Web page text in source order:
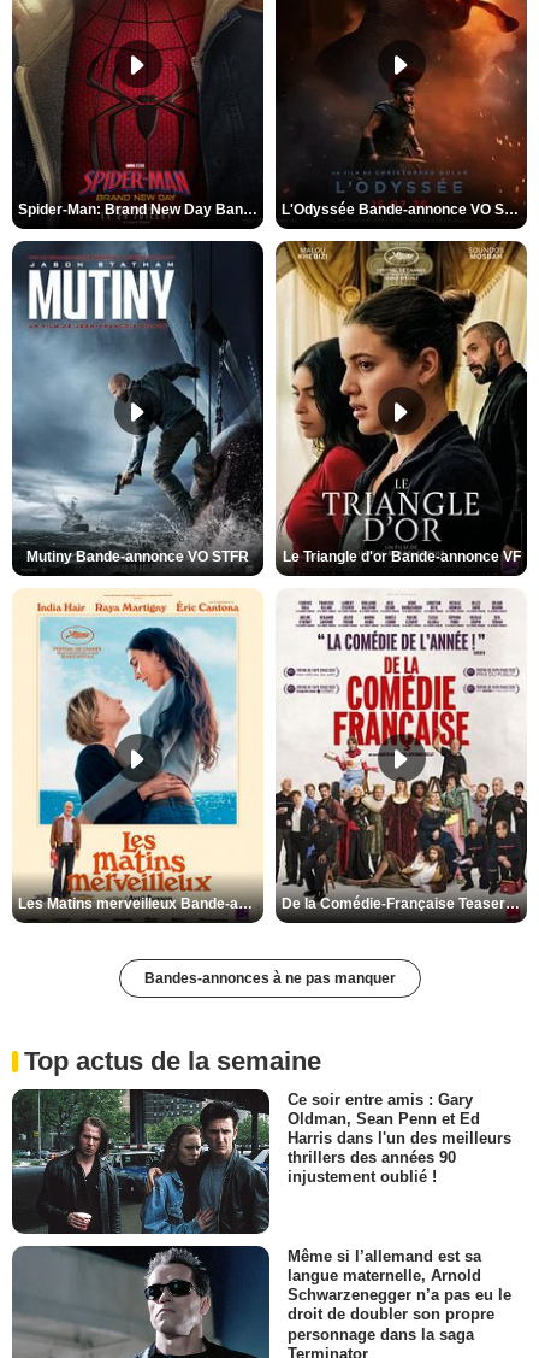
Spider-Man: Brand New Day Bande-annonce VO STFR L'Odyssée Bande-annonce VO STFR
Mutiny Bande-annonce VO STFR Le Triangle d'or Bande-annonce VF
Les Matins merveilleux Bande-annonce VF De la Comédie-Française Teaser VF
Bandes-annonces à ne pas manquer
Top actus de la semaine
Ce soir entre amis : Gary
Oldman, Sean Penn et Ed
Harris dans l'un des meilleurs
thrillers des années 90
injustement oublié !
Même si l’allemand est sa
langue maternelle, Arnold
Schwarzenegger n’a pas eu le
droit de doubler son propre
personnage dans la saga
Terminator